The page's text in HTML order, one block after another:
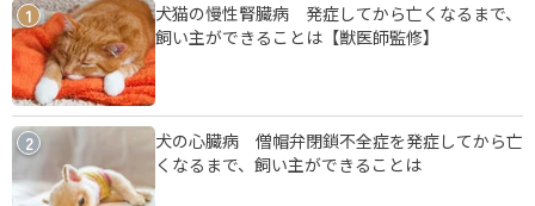
1
犬猫の慢性腎臓病 発症してから亡くなるまで、
飼い主ができることは【獣医師監修】
2
犬の心臓病 僧帽弁閉鎖不全症を発症してから亡
くなるまで、飼い主ができることは